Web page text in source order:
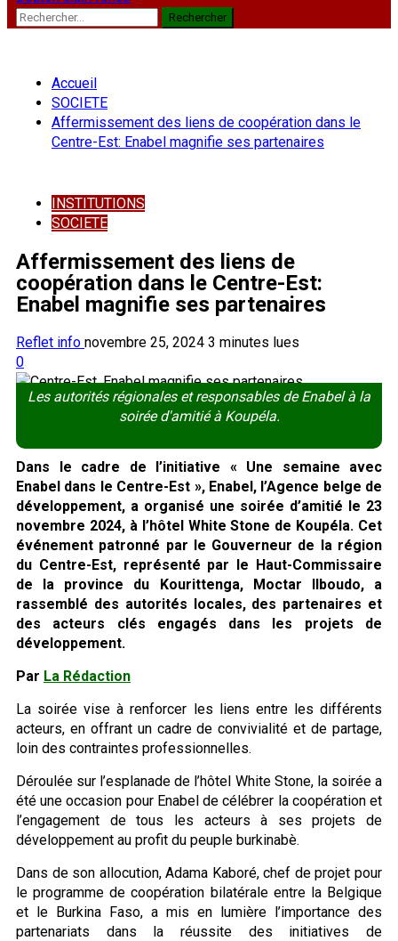
Rechercher :
Accueil
SOCIETE
Affermissement des liens de coopération dans le
Centre-Est: Enabel magnifie ses partenaires
INSTITUTIONS
SOCIETE
Affermissement des liens de
coopération dans le Centre-Est:
Enabel magnifie ses partenaires
Reflet info novembre 25, 2024 3 minutes lues
0
Les autorités régionales et responsables de Enabel à la
soirée d'amitié à Koupéla.
Dans le cadre de l’initiative « Une semaine avec
Enabel dans le Centre-Est », Enabel, l’Agence belge de
développement, a organisé une soirée d’amitié le 23
novembre 2024, à l’hôtel White Stone de Koupéla. Cet
événement patronné par le Gouverneur de la région
du Centre-Est, représenté par le Haut-Commissaire
de la province du Kourittenga, Moctar Ilboudo, a
rassemblé des autorités locales, des partenaires et
des acteurs clés engagés dans les projets de
développement.
Par La Rédaction
La soirée vise à renforcer les liens entre les différents
acteurs, en offrant un cadre de convivialité et de partage,
loin des contraintes professionnelles.
Déroulée sur l’esplanade de l’hôtel White Stone, la soirée a
été une occasion pour Enabel de célébrer la coopération et
l’engagement de tous les acteurs à ses projets de
développement au profit du peuple burkinabè.
Dans de son allocution, Adama Kaboré, chef de projet pour
le programme de coopération bilatérale entre la Belgique
et le Burkina Faso, a mis en lumière l’importance des
partenariats dans la réussite des initiatives de